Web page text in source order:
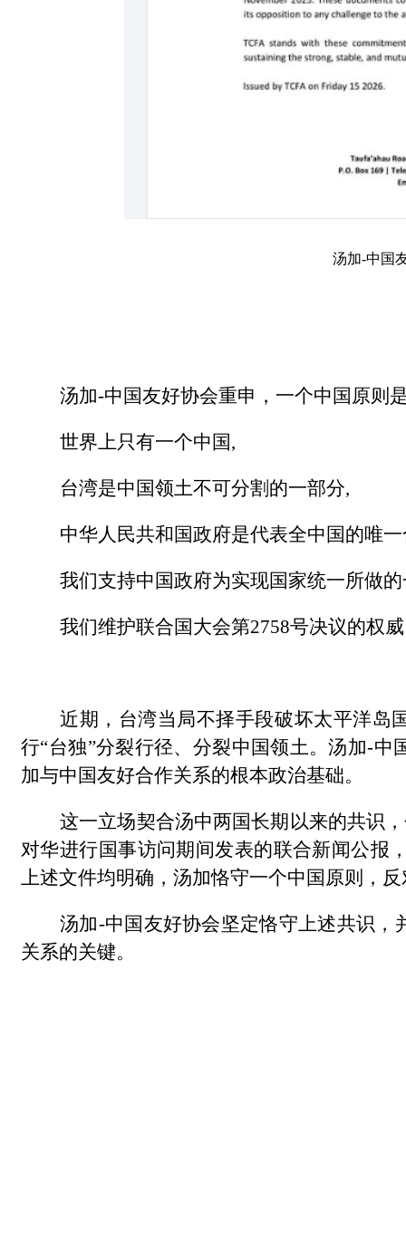
汤加-中国
汤加-中国友好协会重申，一个中国原则
世界上只有一个中国,
台湾是中国领土不可分割的一部分,
中华人民共和国政府是代表全中国的唯
我们支持中国政府为实现国家统一所做
我们维护联合国大会第2758号决议的权
近期，台湾当局不择手段破坏太平洋岛
行“台独”分裂行径、分裂中国领土。汤加-
加与中国友好合作关系的根本政治基础。
这一立场契合汤中两国长期以来的共识
对华进行国事访问期间发表的联合新闻公报
上述文件均明确，汤加恪守一个中国原则，
汤加-中国友好协会坚定恪守上述共识，
关系的关键。